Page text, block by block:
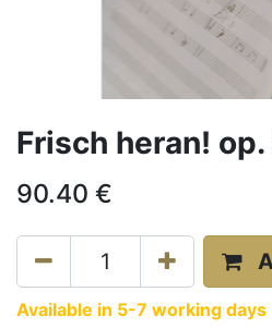
Frisch heran!
90.40 €
Available in 5-7 working days